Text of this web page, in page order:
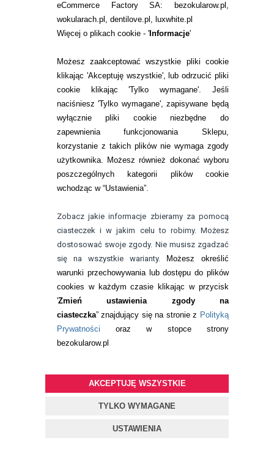
eCommerce Factory SA: bezokularow.pl,
wokularach.pl, dentilove.pl, luxwhite.pl
Więcej o plikach cookie - 'Informacje'
Możesz zaakceptować wszystkie pliki cookie
klikając 'Akceptuję wszystkie', lub odrzucić pliki
cookie klikając 'Tylko wymagane'. Jeśli
naciśniesz 'Tylko wymagane', zapisywane będą
wyłącznie pliki cookie niezbędne do
zapewnienia funkcjonowania Sklepu,
korzystanie z takich plików nie wymaga zgody
użytkownika. Możesz również dokonać wyboru
poszczególnych kategorii plików cookie
wchodząc w “Ustawienia”.
Zobacz jakie informacje zbieramy za pomocą
ciasteczek i w jakim celu to robimy. Możesz
dostosować swoje zgody. Nie musisz zgadzać
się na wszystkie warianty.
Możesz określić
warunki przechowywania lub dostępu do plików
cookies w każdym czasie klikając w przycisk
'Zmień ustawienia zgody na
ciasteczka” znajdujący się na stronie z Polityką
Prywatności oraz w stopce strony
bezokularow.pl
AKCEPTUJĘ WSZYSTKIE
TYLKO WYMAGANE
USTAWIENIA
BEZOKULAROW.PL
ZESTAW WAKACYJNY: 2X EYELOVE
OPAKOWANIE GRATIS!
115,98pln
BEZOKULAROW.PL
ZESTAW WAKACYJNY: 2X EYELOVE
EXCLUSIVE PRO TORIC 3 SZT. +
180,00pln